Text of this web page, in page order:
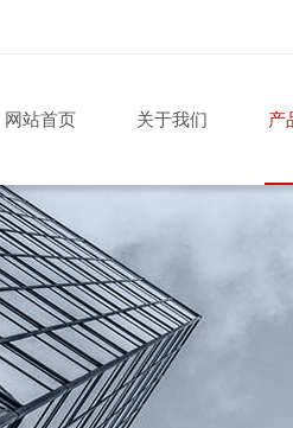
网站首页 关于我们 产